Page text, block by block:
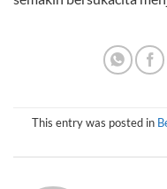
This entry was posted in